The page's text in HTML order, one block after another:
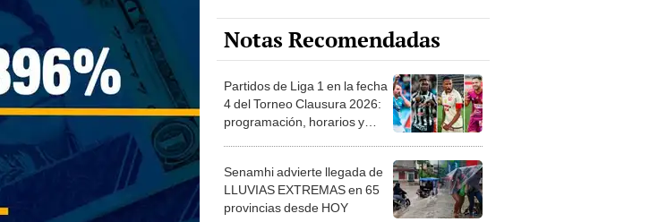
Notas Recomendadas
Partidos de Liga 1 en la fecha
4 del Torneo Clausura 2026:
programación, horarios y
Senamhi advierte llegada de
LLUVIAS EXTREMAS en 65
provincias desde HOY